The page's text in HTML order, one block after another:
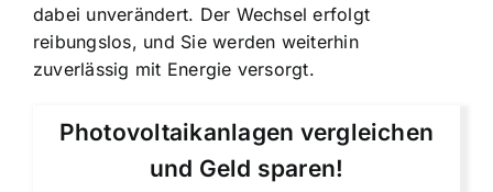
dabei unverändert. Der Wechsel erfolgt
reibungslos, und Sie werden weiterhin
zuverlässig mit Energie versorgt.
Photovoltaikanlagen vergleichen
und Geld sparen!